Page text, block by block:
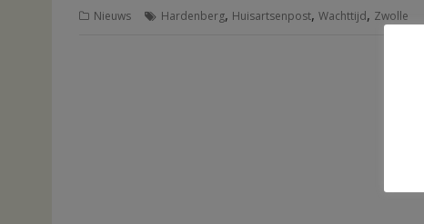
Nieuws Hardenberg, Huisartsenpost, Wachttijd, Zwolle